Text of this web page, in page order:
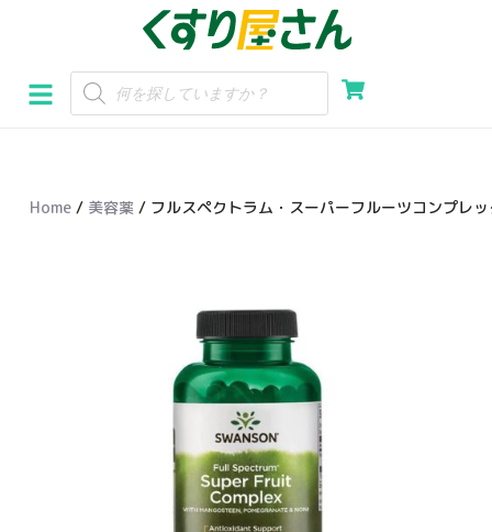
ン
テ
スHome / 美容薬 / フルスペクトラム・スーパーフルーツコンプレ